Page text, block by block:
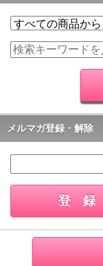
メルマガ登録・解除